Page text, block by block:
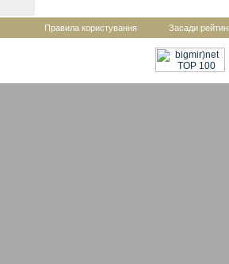
Правила користування Засади